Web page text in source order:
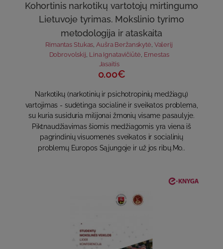
Kohortinis narkotikų vartotojų mirtingumo
Lietuvoje tyrimas. Mokslinio tyrimo
metodologija ir ataskaita
Rimantas Stukas,Aušra Beržanskytė, Valerij
Dobrovolskij Lina Ignatavičiūtė Ernestas
Jasaitis
0.00€
Narkotikų (narkotinių ir psichotropinių medžiagų)
vartojimas - sudėtinga socialinė ir sveikatos problema,
su kuria susiduria milijonai žmonių visame pasaulyje.
Piktnaudžiavimas šiomis medžiagomis yra viena iš
pagrindinių visuomenės sveikatos ir socialinių
problemų Europos Sąjungoje ir už jos ribų.Mo..